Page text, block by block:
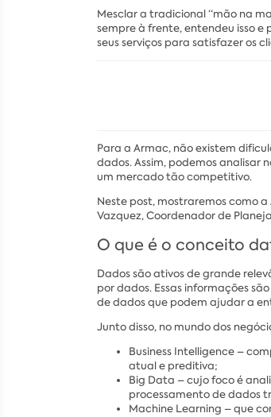
Mesclar a tradicional “mão na
sempre à frente, entendeu isso
seus serviços para satisfazer os
Para a Armac, não existem
dados. Assim, podemos analisar
um mercado tão competitivo.
Neste post, mostraremos como
Vazquez, Coordenador de
O que é o conceito
Dados são ativos de grande
por dados. Essas informações
de dados que podem ajudar a
Junto disso, no mundo dos
Business Intelligence –
atual e preditiva;
Big Data – cujo foco é
processamento de dados
Machine Learning – que